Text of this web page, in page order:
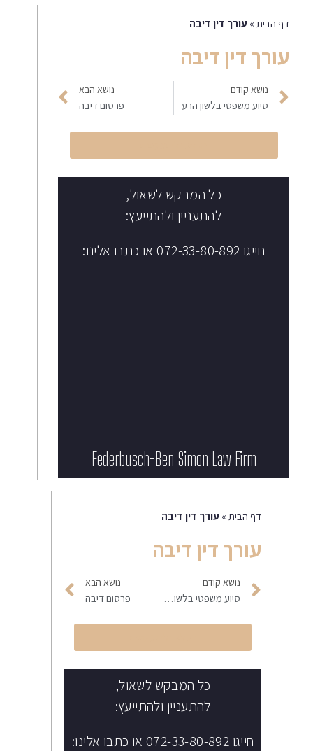
דף הבית» עורך דין דיבה
עורך דין דיבה
נושא קודם
סיוע משפטי בלשון הרע
נושא הבא
פרסום דיבה
כל המבקש לשאול,
להתעניין ולהתייעץ:
חייגו 072-33-80-892 או כתבו אלינו:
Federbusch-Ben Simon Law Firm​
דף הבית» עורך דין דיבה
עורך דין דיבה
נושא קודם
סיוע משפטי בלשון הרע
נושא הבא
פרסום דיבה
כל המבקש לשאול,
להתעניין ולהתייעץ:
חייגו 072-33-80-892 או כתבו אלינו: